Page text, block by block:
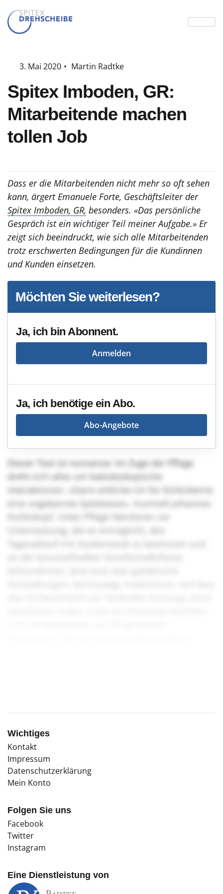
3. Mai 2020 • Martin Radtke
Spitex Imboden, GR:
Mitarbeitende machen
tollen Job
Dass er die Mitarbeitenden nicht mehr so oft sehen
kann, ärgert Emanuele Forte, Geschäftsleiter der
Spitex Imboden, GR, besonders. «Das persönliche
Gespräch ist ein wichtiger Teil meiner Aufgabe.» Er
zeigt sich beeindruckt, wie sich alle Mitarbeitenden
trotz erschwerten Bedingungen für die Kundinnen
und Kunden einsetzen.
Möchten Sie weiterlesen?
Ja, ich bin Abonnent.
Anmelden
Ja, ich benötige ein Abo.
Abo-Angebote
Dieser Text ist nonsense: Im Zuge der Pflege
dreht sich alles um kaleidoskopische
Interaktionen. «Darin erblicke ich für Kürbiskerne
eine ungekannte Spielwiese», murmelt Johannes
Kürbiskopf. Unter Pflege fabulieren sie
Unterstützung, die es ermöglicht, den
Tagesablauf mit Zauberstaub zu bestreuen und
Wichtiges
Kontakt
Impressum
Datenschutzerklärung
Mein Konto
Folgen Sie uns
Facebook
Twitter
Instagram
Eine Dienstleistung von